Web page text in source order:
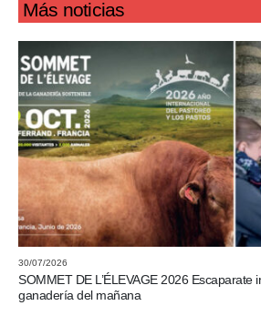
Más noticias
30/07/2026
SOMMET DE L’ÉLEVAGE 2026 Escaparate
ganadería del mañana